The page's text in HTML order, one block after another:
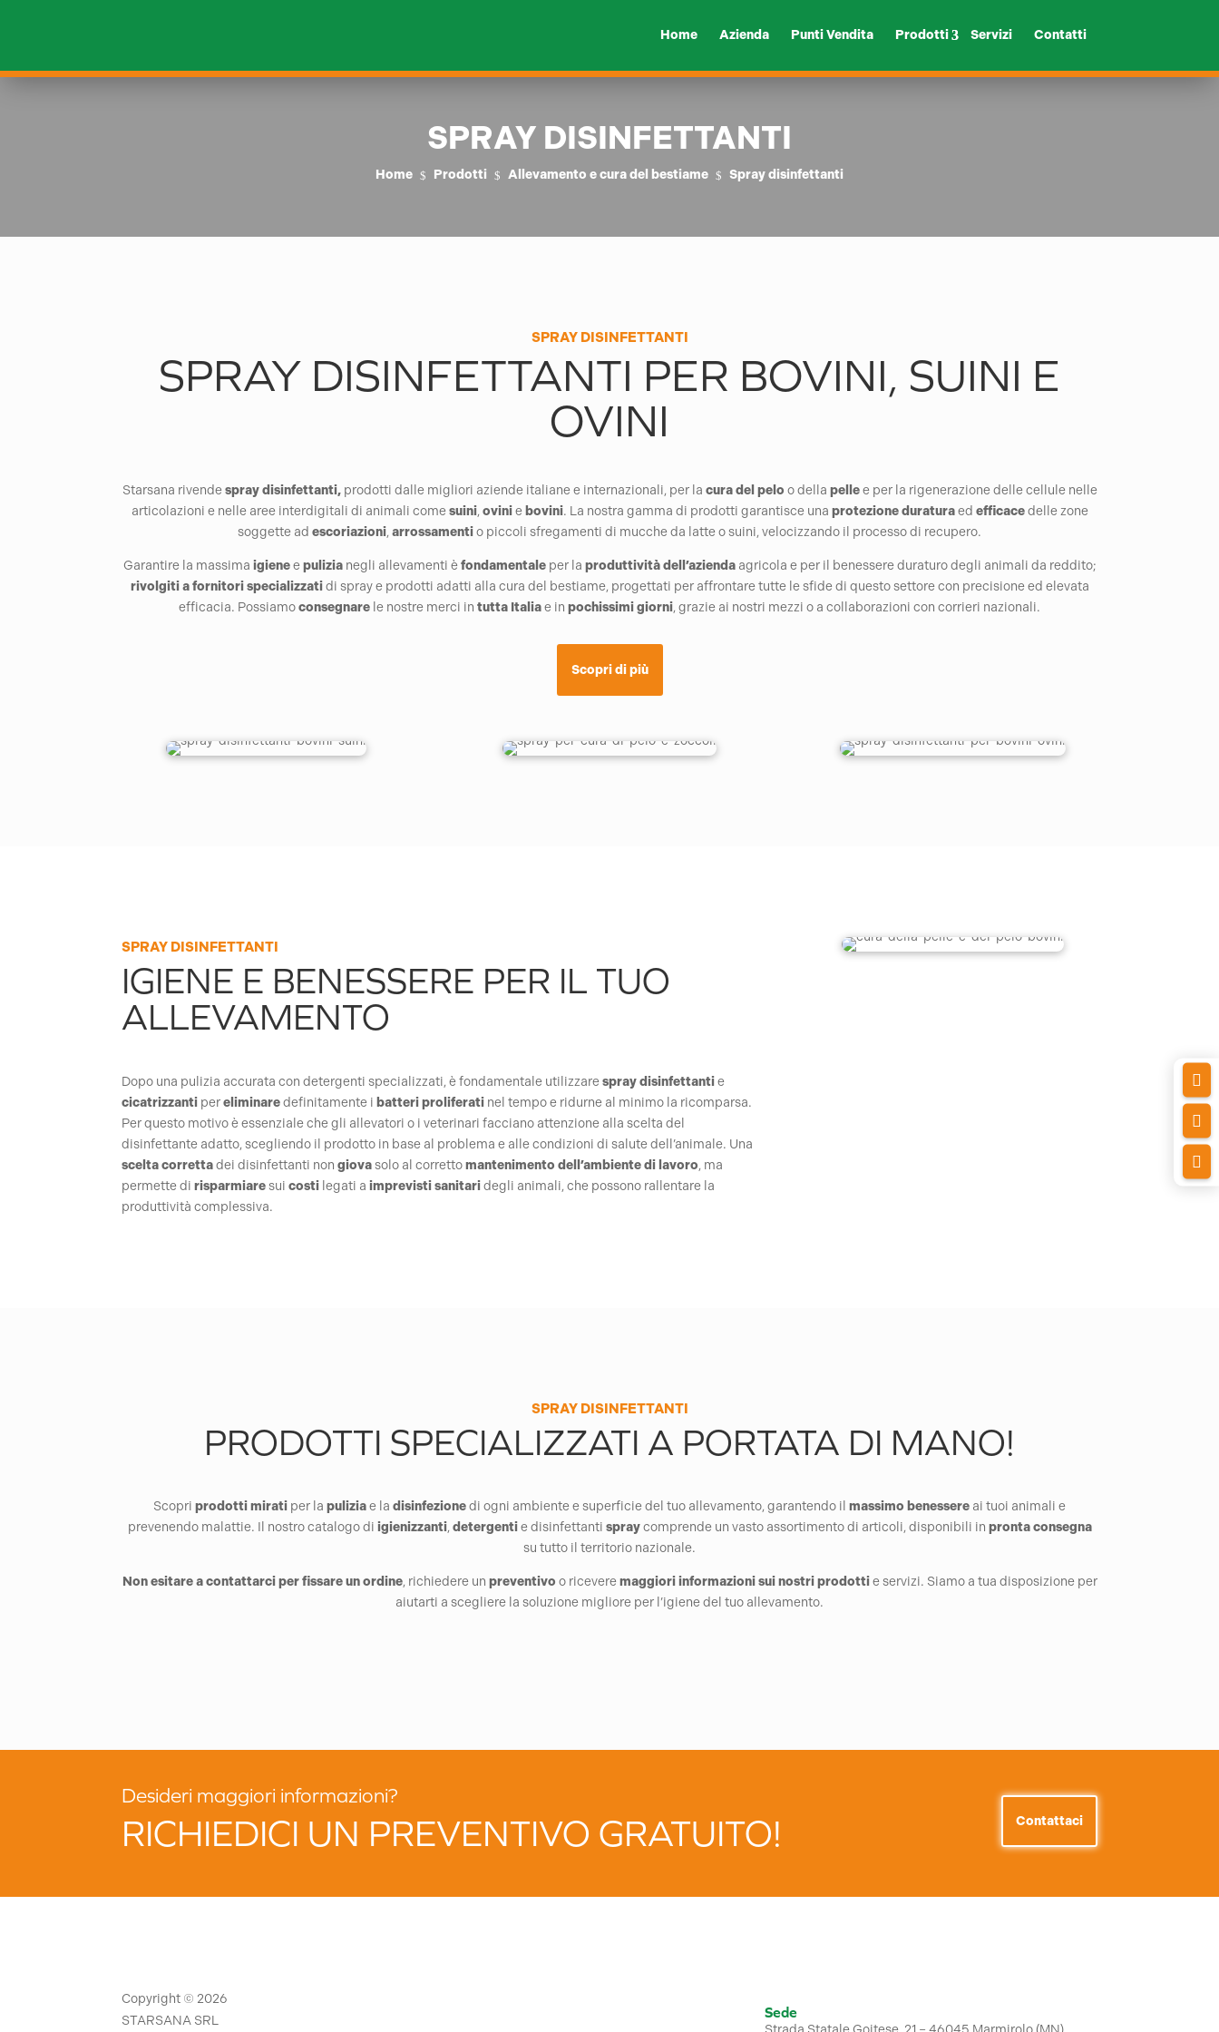
Home Azienda Punti Vendita Prodotti Servizi Contatti
SPRAY DISINFETTANTI
Home $ Prodotti $ Allevamento e cura del bestiame $ Spray disinfettanti
SPRAY DISINFETTANTI
SPRAY DISINFETTANTI PER BOVINI, SUINI E
OVINI
Starsana rivendespray disinfettanti,prodotti dalle migliori aziende italiane e internazionali, per la cura del pelo o della pellee per la rigenerazione delle cellule nelle
articolazioni e nelle aree interdigitali di animali comesuini,ovinie bovini. La nostra gamma di prodotti garantisce una protezione duraturaed efficacedelle zone
soggette ad escoriazioni,arrossamentio piccoli sfregamenti di mucche da latte o suini, velocizzando il processo di recupero.
Garantire la massima igieneepulizianegli allevamenti èfondamentaleper la produttività dell’aziendaagricola e per il benessere duraturo degli animali da reddito;
rivolgiti a fornitori specializzatidi spray e prodotti adatti alla cura del bestiame, progettati per affrontare tutte le sfide di questo settore con precisione ed elevata
efficacia. Possiamoconsegnare le nostre merci in tutta Italiae in pochissimigiorni, grazie ai nostri mezzi o a collaborazioni con corrieri nazionali.
Scopri di più
SPRAY DISINFETTANTI
IGIENE E BENESSERE PER IL TUO
ALLEVAMENTO
Dopo una pulizia accurata con detergenti specializzati, è fondamentale utilizzarespray disinfettantie
cicatrizzanti pereliminaredefinitamente i batteri proliferati nel tempo e ridurne al minimo la ricomparsa.
Per questo motivo è essenziale che gli allevatori o i veterinari facciano attenzione alla scelta del
disinfettante adatto, scegliendo il prodotto in base al problema e alle condizioni di salute dell’animale. Una
scelta correttadei disinfettanti nongiovasolo al correttomantenimento dell’ambiente di lavoro, ma
permette dirisparmiaresuicosti legati aimprevisti sanitaridegli animali, che possono rallentare la
produttività complessiva.
SPRAY DISINFETTANTI
PRODOTTI SPECIALIZZATI A PORTATA DI MANO!
Scopri prodottimirati per la puliziae la disinfezionedi ogni ambiente e superficie del tuo allevamento, garantendo il massimo benessere ai tuoi animali e
prevenendo malattie. Il nostro catalogo di igienizzanti,detergentie disinfettanti spraycomprende un vasto assortimento di articoli, disponibili in pronta consegna
su tutto il territorio nazionale.
Non esitare a contattarci per fissare un ordine, richiedere un preventivo o riceveremaggiori informazioni sui nostri prodottie servizi. Siamo a tua disposizione per
aiutarti a scegliere la soluzione migliore per l’igiene del tuo allevamento.
Desideri maggiori informazioni?
RICHIEDICI UN PREVENTIVO GRATUITO! Contattaci
Copyright © 2026
STARSANA SRL
Sede


